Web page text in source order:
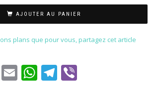
AJOUTER AU PANIER
plans que pour vous, partagez cet article
Pinterest
EmailWhatsApp
Telegram